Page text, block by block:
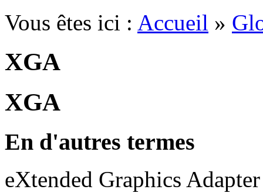
Vous êtes ici : Accueil »
XGA
XGA
En d'autres termes
eXtended Graphics Adapter